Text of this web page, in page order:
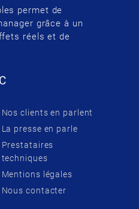
permet de
grâce à un
réels et de
Nos clients en parlent
La presse en parle
Prestataires
techniques
Mentions légales
Nous contacter